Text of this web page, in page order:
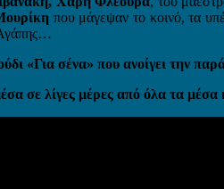
που μάγεψαν το κοινό, τα
«Για σένα» που ανοίγει την
σε λίγες μέρες από όλα τα μέσα